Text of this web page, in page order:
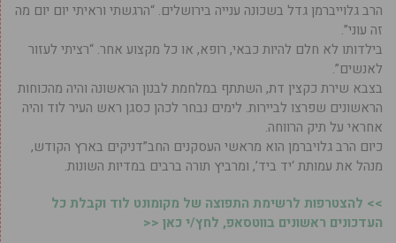
הרב גלוייברמן גדל בשכונה ענייה בירושלים. “הרגשתי וראיתי יום יום מה
זה עוני”.
בילדותו לא חלם להיות כבאי, רופא, או כל מקצוע אחר. “רציתי לעזור
לאנשים”.
בצבא שירת כקצין דת, השתתף במלחמת לבנון הראשונה והיה מהכוחות
הראשונים שפרצו לביירות. לימים נבחר לכהן כסגן ראש העיר לוד והיה
אחראי על תיק הרווחה.
כיום הרב גלויברמן הוא מראשי העסקנים החב”דניקים בארץ הקודש,
מנהל את עמותת ‘יד ביד’, ומרביץ תורה ברבים במדיות השונות.
>> להצטרפות לרשימת התפוצה של מקומונט לוד וקבלת כל
העדכונים ראשונים בווטסאפ, לחץ/י כאן <<